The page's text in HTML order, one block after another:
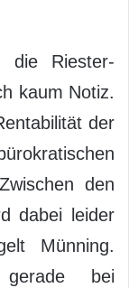
die Riester-
kaum Notiz.
der
den
dabei leider
Münning.
bei